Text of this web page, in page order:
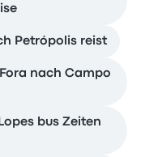
Petrópolis reist
nach Campo
bus Zeiten